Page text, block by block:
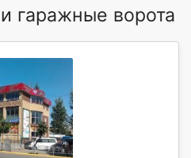
гаражные ворота